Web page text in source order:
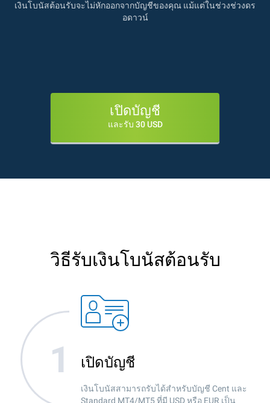
เงินโบนัสต้อนรับจะไม่หักออกจากบัญชีของคุณ แม้แต่ในช่วงช่วงดร
อดาวน์
เปิดบัญชี
และรับ 30 USD
วิธีรับเงินโบนัสต้อนรับ
เปิดบัญชี
เงินโบนัสสามารถรับได้สำหรับบัญชี Cent และ
Standard MT4/MT5 ที่มี USD หรือ EUR เป็น